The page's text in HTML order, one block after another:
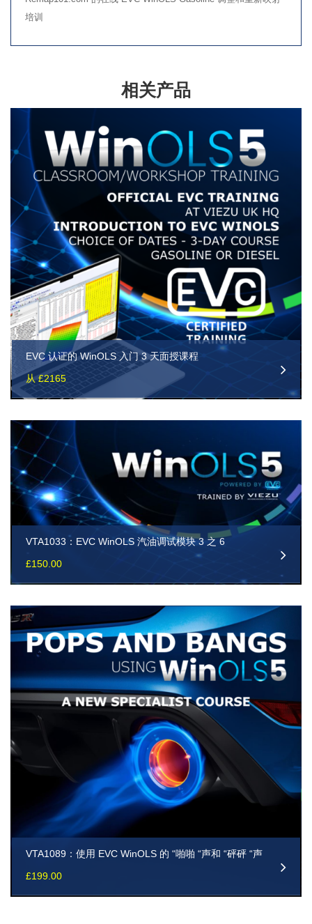
培训
相关产品
EVC 认证的 WinOLS 入门 3 天面授课程
从 £2165
VTA1033：EVC WinOLS 汽油调试模块 3 之 6
£150.00
VTA1089：使用 EVC WinOLS 的 “啪啪 “声和 “砰砰 “声
£199.00